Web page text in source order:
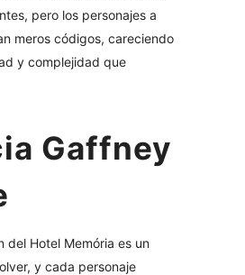
pero los personajes a
meros códigos, careciendo
y complejidad que
Gaffney
del Hotel Memória es un
y cada personaje